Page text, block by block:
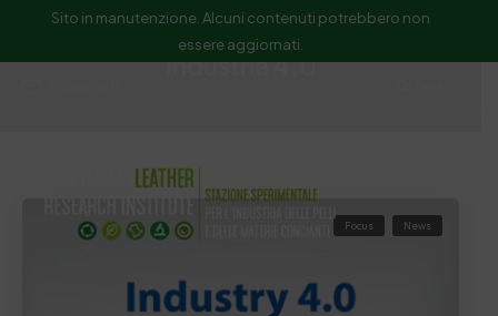
Sito in manutenzione. Alcuni contenuti potrebbero non
essere aggiornati.
Industria 4.0
Focus News